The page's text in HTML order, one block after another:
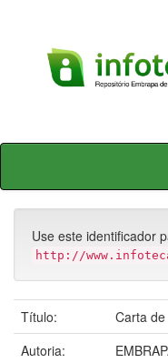
Skip
Use este identificador
http://
Título:
Carta
Autoria: